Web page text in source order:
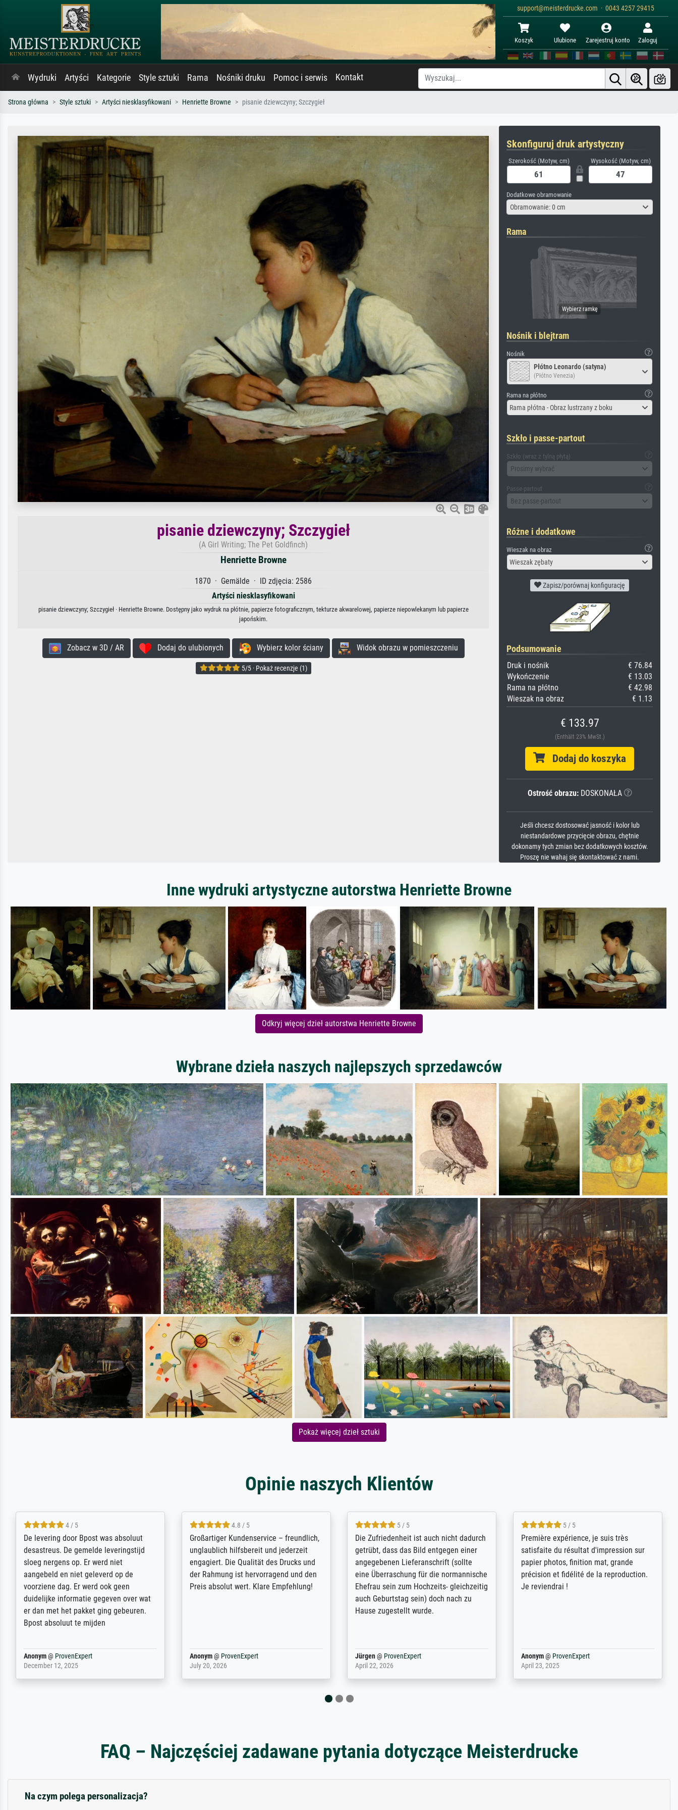
support@meisterdrucke.com · 0043 4257 29415
Koszyk Ulubione Zarejestruj konto Zaloguj
Wydruki Artyści Kategorie Style sztuki Rama Nośniki druku Pomoc i serwis Kontakt
Strona główna Style sztuki Artyści niesklasyfikowani Henriette Browne pisanie dziewczyny; Szczygieł
pisanie dziewczyny; Szczygieł
(A Girl Writing; The Pet Goldfinch)
Henriette Browne
1870 · Gemälde · ID zdjęcia: 2586
Artyści niesklasyfikowani
pisanie dziewczyny; Szczygieł · Henriette Browne. Dostępny jako wydruk na płótnie, papierze fotograficznym, tekturze akwarelowej, papierze niepowlekanym lub papierze
japońskim.
Zobacz w 3D / AR Dodaj do ulubionych Wybierz kolor ściany Widok obrazu w pomieszczeniu
5/5 · Pokaż recenzje (1)
Skonfiguruj druk artystyczny
Szerokość (Motyw, cm) Wysokość (Motyw, cm)
Dodatkowe obramowanie
Obramowanie: 0 cm
Rama
Nośnik i blejtram
Nośnik
Płótno Leonardo (satyna)
(Płótno Venezia)
Rama na płótno
Rama płótna - Obraz lustrzany z boku
Szkło i passe-partout
Szkło (wraz z tylną płytą)
Prosimy wybrać
Passe-partout
Bez passe-partout
Różne i dodatkowe
Wieszak na obraz
Wieszak zębaty
Zapisz/porównaj konfigurację
Podsumowanie
Druk i nośnik
€ 76.84
Wykończenie
€ 13.03
Rama na płótno
€ 42.98
Wieszak na obraz
€ 1.13
€ 133.97
(Enthält 23% MwSt.)
Dodaj do koszyka
Ostrość obrazu:DOSKONAŁA
Jeśli chcesz dostosować jasność i kolor lub
niestandardowe przycięcie obrazu, chętnie
dokonamy tych zmian bez dodatkowych kosztów.
Proszę nie wahaj się skontaktować z nami.
Inne wydruki artystyczne autorstwa Henriette Browne
Odkryj więcej dzieł autorstwa Henriette Browne
Wybrane dzieła naszych najlepszych sprzedawców
Pokaż więcej dzieł sztuki
Opinie naszych Klientów
5 / 5
Sehr gute Qualität des Leinwanddrucks
und des Rahmens! Unser Bild wurde
sehr sorgfältig und sicher verpackt, so
dass es unbeschadet bei uns ankam. Es
wird nicht unser letzter Meisterdruck
sein. Vielen Dank!
Reinhold,@ProvenExpert
April 22, 2026
5 / 5
Für ein Erinnerungsbuch mit der
Feldpost meines Großvaters aus dem 1.
Weltkrieg benötigte ich ein
ausdrucksvolles Bild. Das habe ich bei
Ihnen gefunden. Bei der Auswahl der
weiter. Vielen ...
Margot@ProvenExpert
February 20, 2026
4.8 / 5
Hervorragende Qualität. Man kann sich
vieles anpassen lassen, wie z.B.:
Randentfernung, Farbe, Helligkeit,
Kontrast und Weiteres. Sehr freundliche
Kontaktperson per Mail. Das Bild (ein
Kunstdruck) wurde sehr gut verpackt -
sehr starke Papprolle mit Plastikdeckeln
Anonym@ProvenExpert
August 12, 2025
4.8 / 5
Qualité absolument irréprochable.
Extraordinaire diversité des thèmes
abordés et personnalisation des
demandes (recadrage, réajustement des
couleurs). Relation clientèle parfaite.
Anonym@ ProvenExpert
March 31, 2025
FAQ – Najczęściej zadawane pytania dotyczące Meisterdrucke
Na czym polega personalizacja?